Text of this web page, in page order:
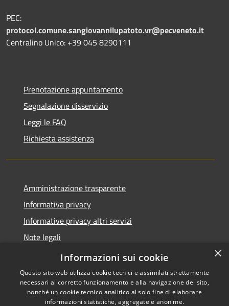
PEC:
protocol.comune.sangiovannilupatoto.vr@pecveneto.it
Centralino Unico: +39 045 8290111
Prenotazione appuntamento
Segnalazione disservizio
Leggi le FAQ
Richiesta assistenza
Amministrazione trasparente
Informativa privacy
Informative privacy altri servizi
Note legali
Dichiarazione di accessibilità
×
Informazioni sui cookie
Questo sito web utilizza cookie tecnici e assimilati strettamente
necessari al corretto funzionamento e alla navigazione del sito,
nonché un cookie tecnico analitico al solo fine di elaborare
informazioni statistiche, aggregate e anonime.